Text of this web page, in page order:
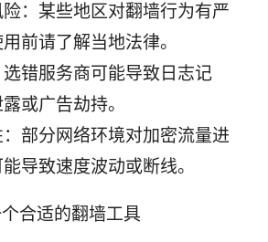
：某些地区对翻墙行为有严
前请了解当地法律。
错服务商可能导致日志记
或广告劫持。
部分网络环境对加密流量进
导致速度波动或断线。
合适的翻墙工具